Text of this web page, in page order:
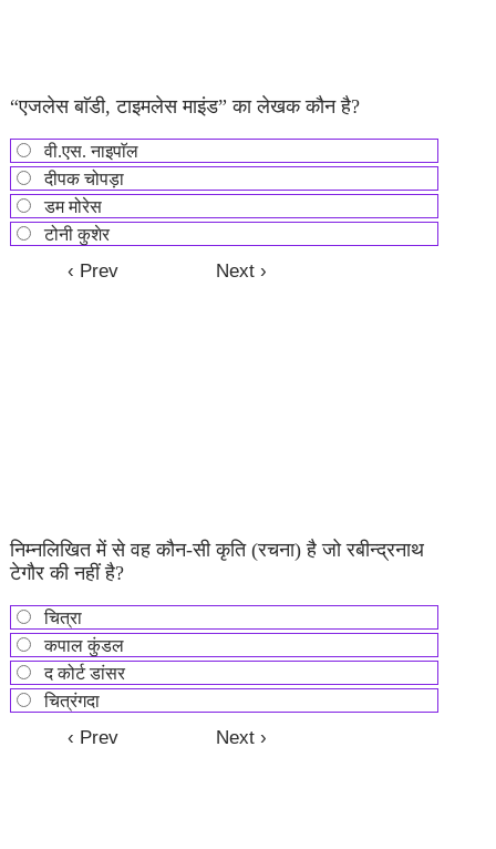
“एजलेस बाॅडी, टाइमलेस माइंड” का लेखक कौन है?
वी.एस. नाइपाॅल
दीपक चोपड़ा
डम मोरेस
टोनी कुशेर
निम्नलिखित में से वह कौन-सी कृति (रचना) है जो रबीन्द्रनाथ
टेगौर की नहीं है?
चित्रा
कपाल कुंडल
द कोर्ट डांसर
चित्रंगदा